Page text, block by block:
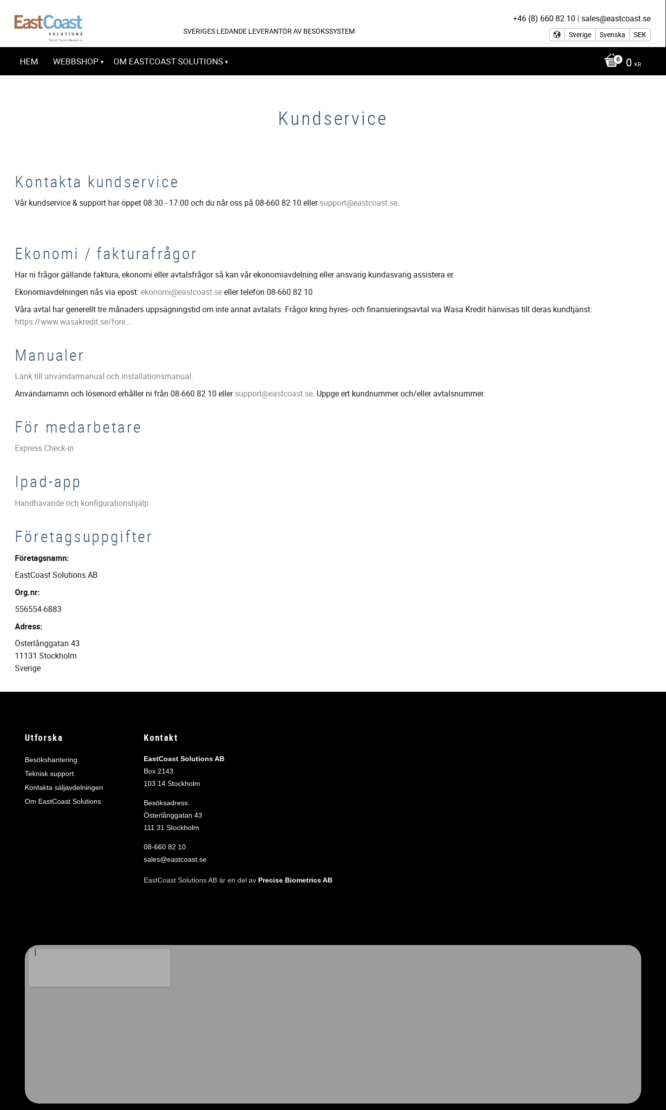
SVERIGES LEDANDE LEVERANTÖR AV BESÖKSSYSTEM
+46 (8) 660 82 10 | sales@eastcoast.se
Sverige Svenska SEK
HEM WEBBSHOP OM EASTCOAST SOLUTIONS 0 KR
Kundservice
Kontakta kundservice
Vår kundservice & support har öppet 08:30 - 17:00 och du når oss på 08-660 82 10 ellersupport@eastcoast.se.
Ekonomi / fakturafrågor
Har ni frågor gällande faktura, ekonomi eller avtalsfrågor så kan vår ekonomiavdelning eller ansvarig kundasvarig assistera er.
Ekonomiavdelningen nås via epost: ekonomi@eastcoast.seeller telefon 08-660 82 10
Våra avtal har generellt tre månaders uppsägningstid om inte annat avtalats. Frågor kring hyres- och finansieringsavtal via Wasa Kredit hänvisas till deras kundtjänst:
https://www.wasakredit.se/fore...
Manualer
Länk till användarmanual och installationsmanual.
Användarnamn och lösenord erhåller ni från 08-660 82 10 ellersupport@eastcoast.se. Uppge ert kundnummer och/eller avtalsnummer.
För medarbetare
Express Check-in
Ipad-app
Handhavande och konfigurationshjälp
Företagsuppgifter
Företagsnamn:
EastCoast Solutions AB
Org.nr:
556554-6883
Adress:
Österlånggatan 43
11131 Stockholm
Sverige
Utforska
Besökshantering
Teknisk support
Kontakta säljavdelningen
Om EastCoast Solutions
Kontakt
EastCoast Solutions AB
Box 2143
103 14 Stockholm
Besöksadress:
Österlånggatan 43
111 31 Stockholm
08‑660 82 10
sales@eastcoast.se
EastCoast Solutions AB är en del av Precise Biometrics AB